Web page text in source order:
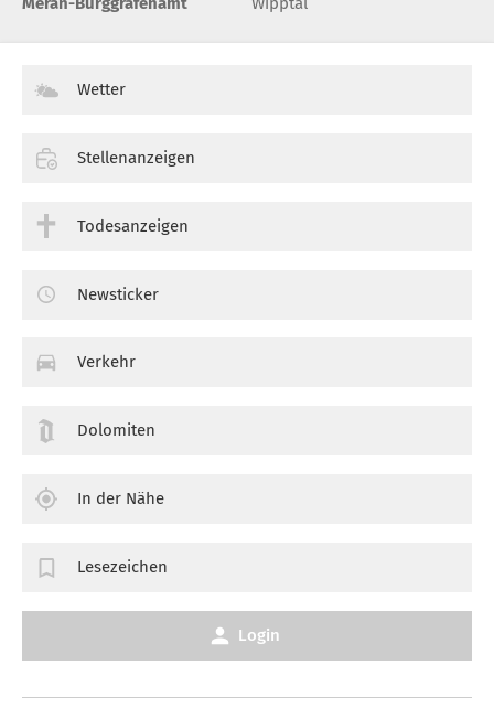
Wetter
Stellenanzeigen
Todesanzeigen
Newsticker
Verkehr
Dolomiten
In der Nähe
Lesezeichen
Login